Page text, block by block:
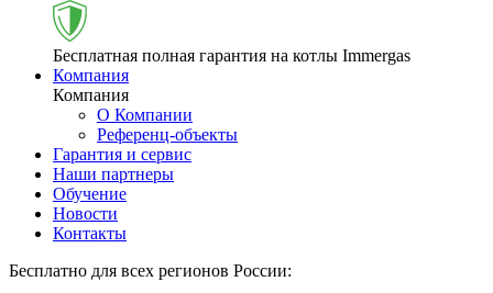
Бесплатная полная гарантия на котлы Immergas
Компания
Компания
О Компании
Референц-объекты
Гарантия и сервис
Наши партнеры
Обучение
Новости
Контакты
Бесплатно для всех регионов России: